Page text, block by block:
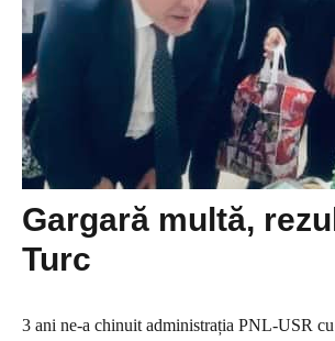
Gargară multă,
Turc
3 ani ne-a chinuit administrația PNL-USR